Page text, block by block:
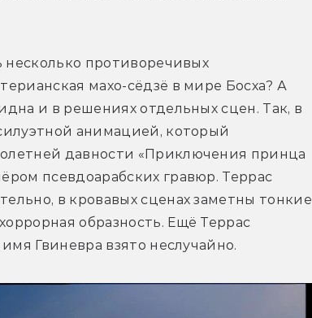
несколько противоречивых
махо-сёдзё в мире Босха? А
и в решениях отдельных сцен. Так, в
анимацией, который
давности «Приключения принца
псевдоарабских гравюр. Террас
в кровавых сценах заметны тонкие
образность. Ещё Террас
Гвиневра взято неслучайно.